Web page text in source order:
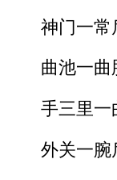
神门一常
曲池一曲
手三里一
外关一腕